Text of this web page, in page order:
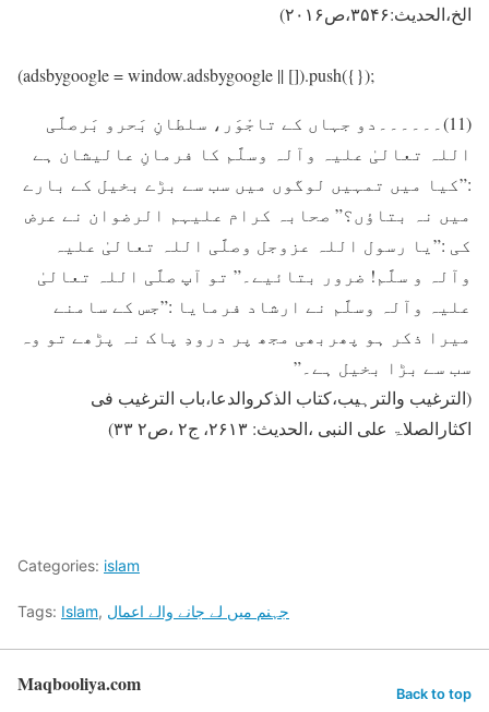
الخ،الحدیث:۳۵۴۶،ص۲۰۱۶)
(adsbygoogle = window.adsbygoogle || []).push({});
(11)۔۔۔۔۔۔دو جہاں کے تاجْوَر، سلطانِ بَحرو بَرصلَّی
اللہ تعالیٰ علیہ وآلہ وسلَّم کا فرمانِ عالیشان ہے
:”کیا میں تمہیں لوگوں میں سب سے بڑے بخیل کے بارے
میں نہ بتاؤں؟” صحابہ کرام علیہم الرضوان نے عرض
کی :”یا رسول اللہ عزوجل وصلَّی اللہ تعالیٰ علیہ
وآلہ و سلَّم! ضرور بتائیے۔” تو آپ صلَّی اللہ تعالیٰ
علیہ وآلہ وسلَّم نے ارشاد فرمایا :”جس کے سامنے
میرا ذکر ہو پھربھی مجھ پر درودِ پاک نہ پڑھے تو وہ
سب سے بڑا بخیل ہے۔”
(الترغیب والترہیب،کتاب الذکروالدعا،باب الترغیب فی
اکثارالصلاۃ علی النبی ،الحدیث: ۲۶۱۳، ج۲ ،ص۲ ۳۳)
Categories: islam
Tags: Islam, جہنم میں لے جانے والے اعمال
Maqbooliya.com Back to top